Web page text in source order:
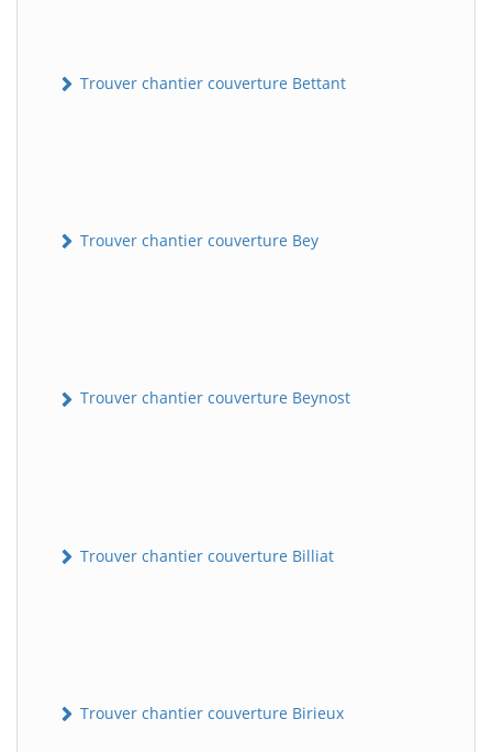
Trouver chantier couverture Bettant
Trouver chantier couverture Bey
Trouver chantier couverture Beynost
Trouver chantier couverture Billiat
Trouver chantier couverture Birieux